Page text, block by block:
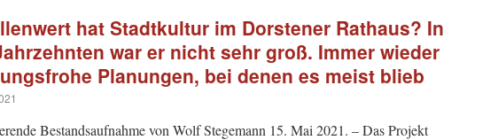
hat Stadtkultur im Dorstener Rathaus? In
war er nicht sehr groß. Immer wieder
Planungen, bei denen es meist blieb
Bestandsaufnahme von Wolf Stegemann 15. Mai 2021. – Das Projekt